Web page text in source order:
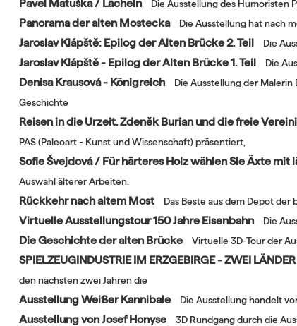
Pavel Matuška / Lächeln Die Ausstellung des Humoristen
Panorama der alten Mostecka Die Ausstellung hat nach
Jaroslav Klápště: Epilog der Alten Brücke 2. Teil Die
Jaroslav Klápště - Epilog der Alten Brücke 1. Teil Die
Denisa Krausová - Königreich
Die Ausstellung der
Geschichte
Reisen in die Urzeit. Zdeněk Burian und die freie
PAS (Paleoart - Kunst und Wissenschaft) präsentiert,
Sofie Švejdová / Für härteres Holz wählen Sie Äxte mit
Auswahl älterer Arbeiten.
Rückkehr nach altem Most Das Beste aus dem Depot der
Virtuelle Ausstellungstour 150 Jahre Eisenbahn Die
Die Geschichte der alten Brücke Virtuelle 3D-Tour der
SPIELZEUGINDUSTRIE IM ERZGEBIRGE - ZWEI
den nächsten zwei Jahren die
Ausstellung Weißer Kannibale Die Ausstellung handelt
Ausstellung von Josef Honyse 3D Rundgang durch die